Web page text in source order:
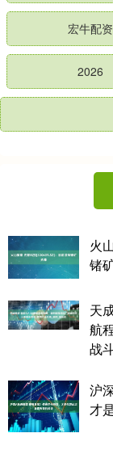
宏牛配资
2026
火
锗
天
航
战
沪
才